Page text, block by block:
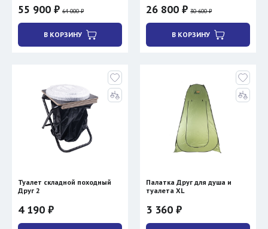
55 900 ₽ 64 000 ₽
В КОРЗИНУ
26 800 ₽ 30 600 ₽
В КОРЗИНУ
Туалет складной походный
Друг 2
4 190 ₽
Палатка Друг для душа и
туалета XL
3 360 ₽